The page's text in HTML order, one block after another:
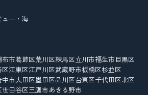
ー・海
布市葛飾区荒川区練馬区立川市福生市 目黒区
区江東区江戸川区武蔵野市板橋区杉並区
中市大田区墨田区品川区台東区千代田区北区
世田谷区三鷹市あきる野市